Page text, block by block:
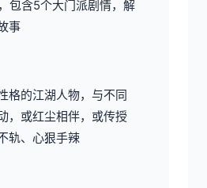
含5个大门派剧情，解
事
的江湖人物，与不同
，或红尘相伴，或传授
轨、心狠手辣